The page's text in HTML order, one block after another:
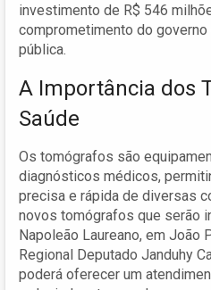
investimento de R$ 546
comprometimento do governo
pública.
A Importância dos
Saúde
Os tomógrafos são
diagnósticos médicos,
precisa e rápida de diversas
novos tomógrafos que serão
Napoleão Laureano, em João
Regional Deputado Janduhy
poderá oferecer um